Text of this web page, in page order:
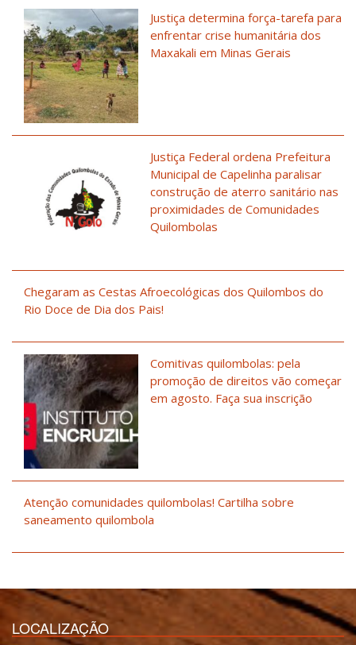
Justiça determina força-tarefa para
enfrentar crise humanitária dos
Maxakali em Minas Gerais
Justiça Federal ordena Prefeitura
Municipal de Capelinha paralisar
construção de aterro sanitário nas
proximidades de Comunidades
Quilombolas
Chegaram as Cestas Afroecológicas dos Quilombos do
Rio Doce de Dia dos Pais!
Comitivas quilombolas: pela
promoção de direitos vão começar
em agosto. Faça sua inscrição
Atenção comunidades quilombolas! Cartilha sobre
saneamento quilombola
LOCALIZAÇÃO